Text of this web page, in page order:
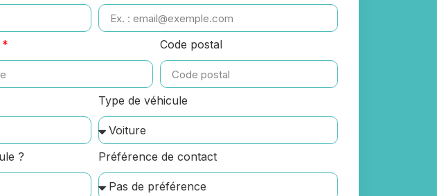
Code postal
Type de véhicule
? Préférence de contact